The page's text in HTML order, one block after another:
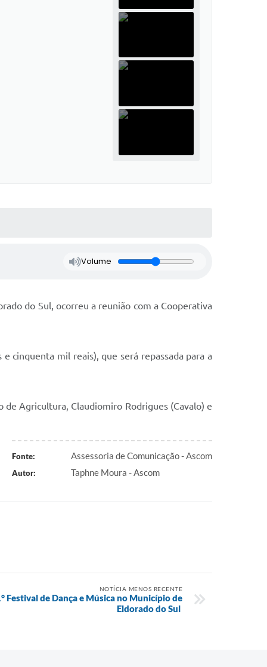
Volume
do Sul, ocorreu a reunião com a Cooperativa
cinquenta mil reais), que será repassada para a
Agricultura, Claudiomiro Rodrigues (Cavalo) e
Fonte: Assessoria de Comunicação - Ascom
Autor: Taphne Moura - Ascom
NOTÍCIA MENOS RECENTE
Festival de Dança e Música no Município de
Eldorado do Sul